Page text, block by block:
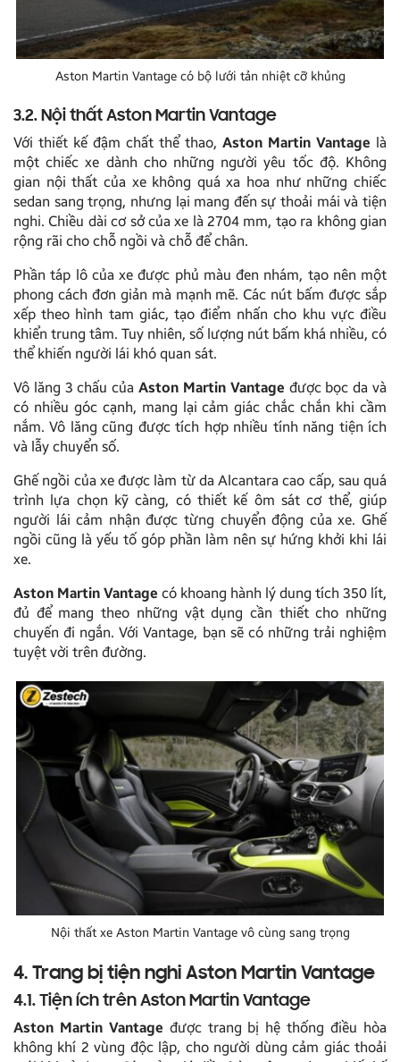
Aston Martin Vantage có bộ lưới tản nhiệt cỡ khủng
3.2. Nội thất Aston Martin Vantage
Với thiết kế đậm chất thể thao, Aston Martin Vantage là
một chiếc xe dành cho những người yêu tốc độ. Không
gian nội thất của xe không quá xa hoa như những chiếc
sedan sang trọng, nhưng lại mang đến sự thoải mái và tiện
nghi. Chiều dài cơ sở của xe là 2704 mm, tạo ra không gian
rộng rãi cho chỗ ngồi và chỗ để chân.
Phần táp lô của xe được phủ màu đen nhám, tạo nên một
phong cách đơn giản mà mạnh mẽ. Các nút bấm được sắp
xếp theo hình tam giác, tạo điểm nhấn cho khu vực điều
khiển trung tâm. Tuy nhiên, số lượng nút bấm khá nhiều, có
thể khiến người lái khó quan sát.
Vô lăng 3 chấu của Aston Martin Vantage được bọc da và
có nhiều góc cạnh, mang lại cảm giác chắc chắn khi cầm
nắm. Vô lăng cũng được tích hợp nhiều tính năng tiện ích
và lẫy chuyển số.
Ghế ngồi của xe được làm từ da Alcantara cao cấp, sau quá
trình lựa chọn kỹ càng, có thiết kế ôm sát cơ thể, giúp
người lái cảm nhận được từng chuyển động của xe. Ghế
ngồi cũng là yếu tố góp phần làm nên sự hứng khởi khi lái
xe.
Aston Martin Vantage có khoang hành lý dung tích 350 lít,
đủ để mang theo những vật dụng cần thiết cho những
chuyến đi ngắn. Với Vantage, bạn sẽ có những trải nghiệm
tuyệt vời trên đường.
Nội thất xe Aston Martin Vantage vô cùng sang trọng
4. Trang bị tiện nghi Aston Martin Vantage
4.1. Tiện ích trên Aston Martin Vantage
Aston Martin Vantage được trang bị hệ thống điều hòa
không khí 2 vùng độc lập, cho người dùng cảm giác thoải